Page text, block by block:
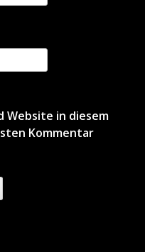
Website in diesem
Kommentar